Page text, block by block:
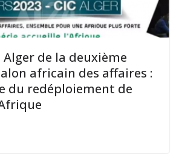
de la deuxième
africain des affaires :
du redéploiement de